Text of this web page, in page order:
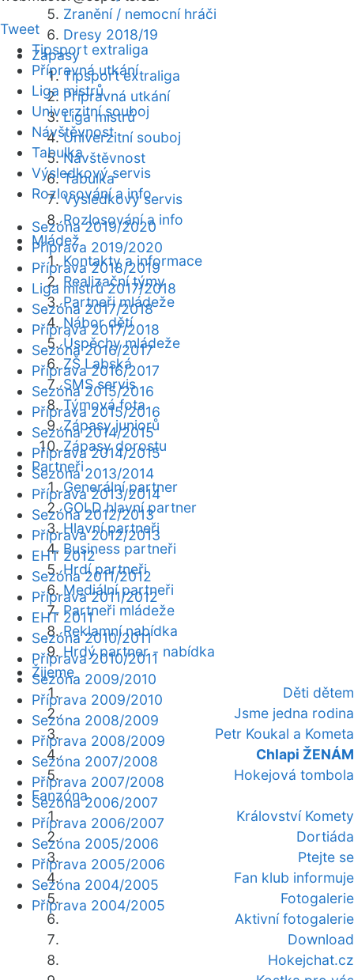
Zranění / nemocní hráči
Dresy 2018/19
Zápasy
Tipsport extraliga
Přípravná utkání
Liga mistrů
Univerzitní souboj
Návštěvnost
Tabulka
Výsledkový servis
Rozlosování a info
Mládež
Kontakty a informace
Realizační týmy
Partneři mládeže
Nábor dětí
Úspěchy mládeže
ZŠ Labská
SMS servis
Týmová fota
Zápasy juniorů
Zápasy dorostu
Partneři
Generální partner
GOLD hlavní partner
Hlavní partneři
Business partneři
Hrdí partneři
Mediální partneři
Partneři mládeže
Reklamní nabídka
Hrdý partner - nabídka
Žijeme
Děti dětem
Jsme jedna rodina
Petr Koukal a Kometa
Chlapi ŽENÁM
Hokejová tombola
Fanzóna
Království Komety
Dortiáda
Ptejte se
Fan klub informuje
Fotogalerie
Aktivní fotogalerie
Download
Hokejchat.cz
Tweet
Tipsport extraliga
Přípravná utkání
Liga mistrů
Univerzitní souboj
Návštěvnost
Tabulka
Výsledkový servis
Rozlosování a info
Sezóna 2019/2020
Příprava 2019/2020
Příprava 2018/2019
Liga mistrů 2017/2018
Sezóna 2017/2018
Příprava 2017/2018
Sezóna 2016/2017
Příprava 2016/2017
Sezóna 2015/2016
Příprava 2015/2016
Sezóna 2014/2015
Příprava 2014/2015
Sezóna 2013/2014
Příprava 2013/2014
Sezóna 2012/2013
Příprava 2012/2013
EHT 2012
Sezóna 2011/2012
Příprava 2011/2012
EHT 2011
Sezóna 2010/2011
Příprava 2010/2011
Sezóna 2009/2010
Příprava 2009/2010
Sezóna 2008/2009
Příprava 2008/2009
Sezóna 2007/2008
Příprava 2007/2008
Sezóna 2006/2007
Příprava 2006/2007
Sezóna 2005/2006
Příprava 2005/2006
Sezóna 2004/2005
Příprava 2004/2005